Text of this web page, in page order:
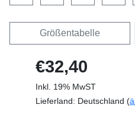
Größentabelle
€32,40
Inkl. 19% MwST
Lieferland: Deutschland (